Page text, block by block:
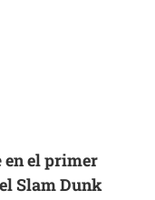
en el primer
Slam Dunk